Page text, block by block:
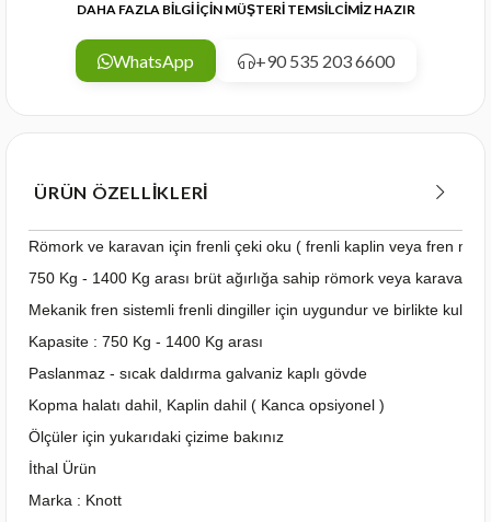
DAHA FAZLA BİLGİ İÇİN MÜŞTERİ TEMSİLCİMİZ HAZIR
WhatsApp +90 535 203 6600
ÜRÜN ÖZELLIKLERI
Römork ve karavan için frenli çeki oku ( frenli kaplin veya fren
750 Kg - 1400 Kg arası brüt ağırlığa sahip römork veya
Mekanik fren sistemli frenli dingiller için uygundur ve birlikte
Kapasite : 750 Kg - 1400 Kg arası
Paslanmaz - sıcak daldırma galvaniz kaplı gövde
Kopma halatı dahil, Kaplin dahil ( Kanca opsiyonel )
Ölçüler için yukarıdaki çizime bakınız
İthal Ürün
Marka : Knott